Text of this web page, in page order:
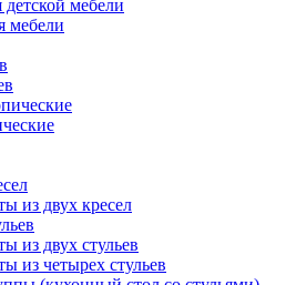
мебели
мебели
из двух кресел
из двух стульев
из четырех стульев